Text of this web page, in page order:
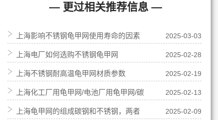
— 更过相关推荐信息 —
上海影响不锈钢龟甲网使用寿命的因素
有哪些
2025-03-03
上海电厂如何选购不锈钢龟甲网 2025-02-28
上海不锈钢耐高温龟甲网材质参数 2025-02-19
上海化工厂用龟甲网/电池厂用龟甲网/碳
钢龟甲网
2025-02-13
上海龟甲网的组成碳钢和不锈钢，两者 2025-02-09